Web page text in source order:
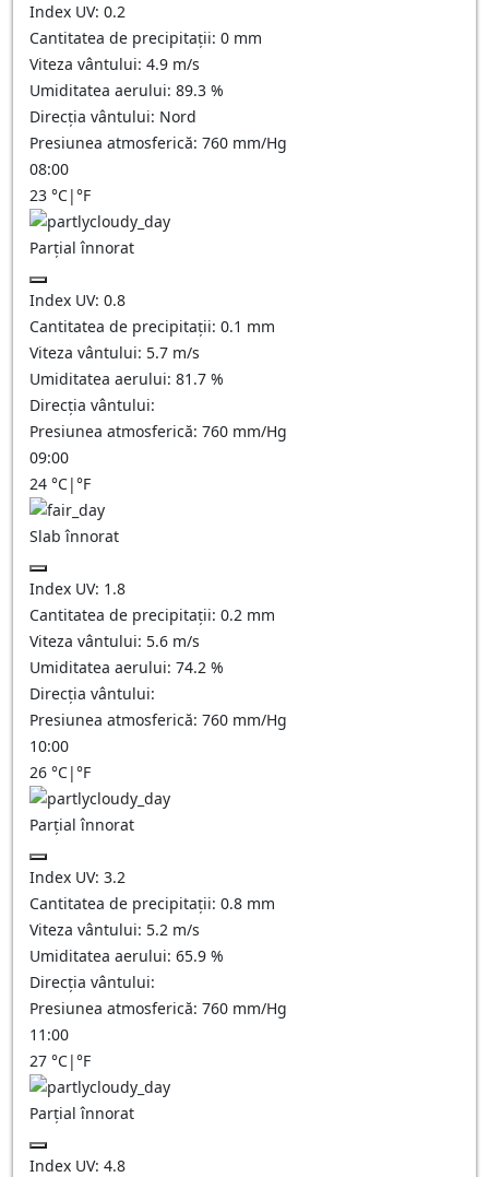
Index UV: 0.2
Cantitatea de precipitații: 0 mm
Viteza vântului: 4.9 m/s
Umiditatea aerului: 89.3 %
Direcția vântului: Nord
Presiunea atmosferică: 760 mm/Hg
08:00
23 °C|°F
Parțial înnorat
Index UV: 0.8
Cantitatea de precipitații: 0.1 mm
Viteza vântului: 5.7 m/s
Umiditatea aerului: 81.7 %
Direcția vântului:
Presiunea atmosferică: 760 mm/Hg
09:00
24 °C|°F
Slab înnorat
Index UV: 1.8
Cantitatea de precipitații: 0.2 mm
Viteza vântului: 5.6 m/s
Umiditatea aerului: 74.2 %
Direcția vântului:
Presiunea atmosferică: 760 mm/Hg
10:00
26 °C|°F
Parțial înnorat
Index UV: 3.2
Cantitatea de precipitații: 0.8 mm
Viteza vântului: 5.2 m/s
Umiditatea aerului: 65.9 %
Direcția vântului:
Presiunea atmosferică: 760 mm/Hg
11:00
27 °C|°F
Parțial înnorat
Index UV: 4.8